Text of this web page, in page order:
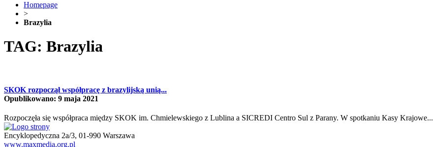
Homepage
>
Brazylia
TAG: Brazylia
SKOK rozpoczął współpracę z brazylijską unią...
Opublikowano: 9 maja 2021
Rozpoczęła się współpraca między SKOK im. Chmielewskiego z Lublina a SICREDI Centro Sul z Parany. W spotkaniu Kasy Krajowe...
Encyklopedyczna 2a/3, 01-990 Warszawa
www.maxmedia.org.pl